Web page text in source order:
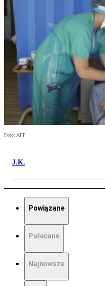
Foto: AFP
J.K.
Powiązane
Polecane
Najnowsze